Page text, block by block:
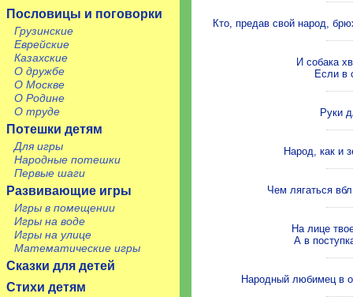
Пословицы и поговорки
Грузинские
Еврейские
Казахские
О дружбе
О Москве
О Родине
О труде
Потешки детям
Для игры
Народные потешки
Первые шаги
Развивающие игры
Игры в помещении
Игры на воде
Игры на улице
Математические игры
Сказки для детей
Стихи детям
Кто, предав свой народ,
И собака
Если в
Руки
Народ, как и
Чем лягаться
На лице
А в
Народный любимец в